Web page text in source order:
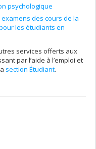
psychologique
des cours de la
les étudiants en
services offerts aux
par l’aide à l’emploi et
section Étudiant.